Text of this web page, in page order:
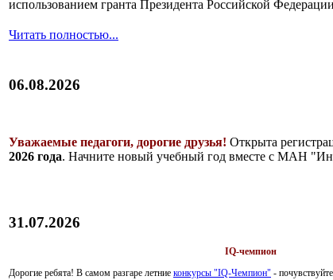
использованием гранта Президента Российской
Читать полностью...
06.08.2026
Уважаемые педагоги, дорогие друзья! Открыта
2026 года. Начните новый учебный год вместе с МАН
31.07.2026
IQ-чемпион
Дорогие ребята! В самом разгаре летние конкурсы "IQ-Чемпион" -